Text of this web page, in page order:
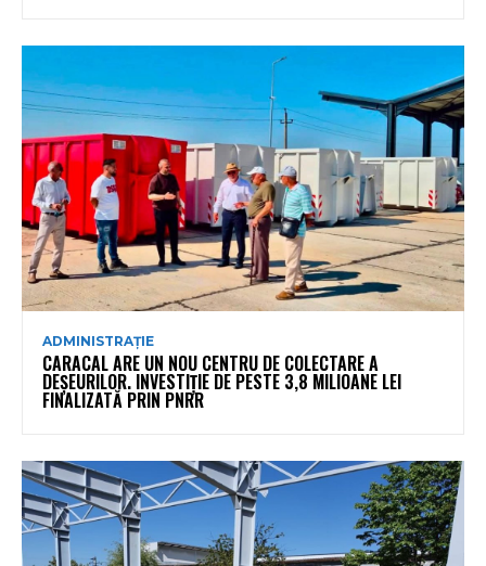
ADMINISTRAȚIE
CARACAL ARE UN NOU CENTRU DE COLECTARE A
DEȘEURILOR. INVESTIȚIE DE PESTE 3,8 MILIOANE LEI
FINALIZATĂ PRIN PNRR